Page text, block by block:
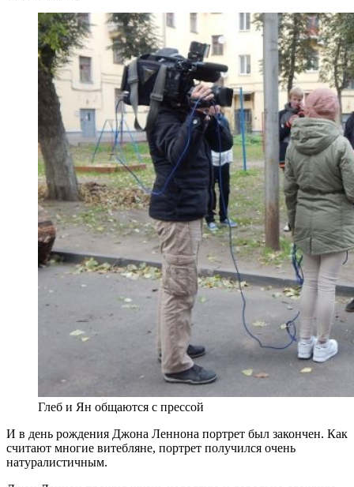
Глеб и Ян общаются с прессой
И в день рождения Джона Леннона портрет был закончен. Как
считают многие витебляне, портрет получился очень
натуралистичным.